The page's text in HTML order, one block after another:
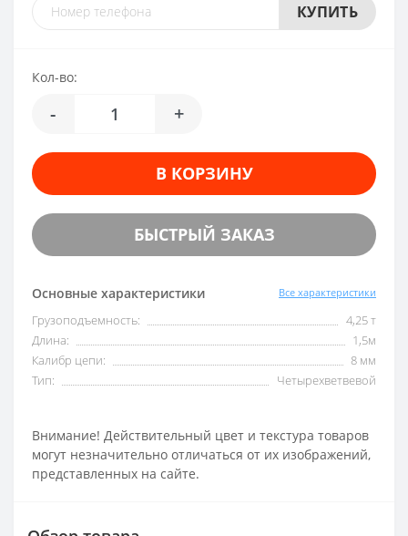
КУПИТЬ
Кол-во:
- +
В КОРЗИНУ
БЫСТРЫЙ ЗАКАЗ
Основные характеристики Все характеристики
Грузоподъемность:
4,25 т
Длина:
1,5м
Калибр цепи:
8 мм
Тип:
Четырехветвевой
Внимание! Действительный цвет и текстура товаров
могут незначительно отличаться от их изображений,
представленных на сайте.